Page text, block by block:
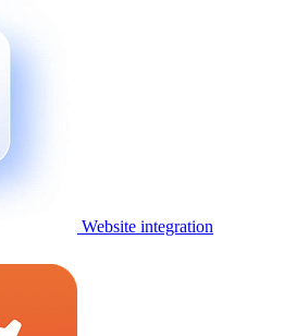
Website integration